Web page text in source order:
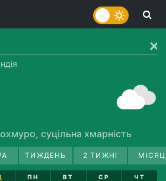
суцільна хмарність
ТИЖДЕНЬ 2 ТИЖНІ
ПН
ВТ
СР
ЧТ